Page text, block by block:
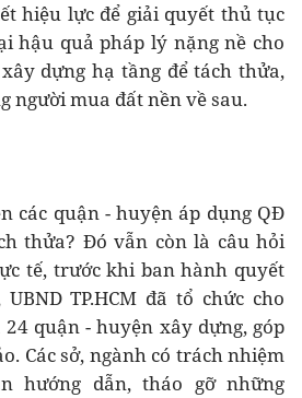
hiệu lực để giải quyết thủ tục
hậu quả pháp lý nặng nề cho
dựng hạ tầng để tách thửa,
người mua đất nền về sau.
các quận - huyện áp dụng QĐ
thửa? Đó vẫn còn là câu hỏi
tế, trước khi ban hành quyết
TP.HCM đã tổ chức cho
quận - huyện xây dựng, góp
Các sở, ngành có trách nhiệm
hướng dẫn, tháo gỡ những